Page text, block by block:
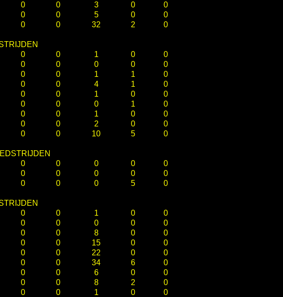
0 0 3 0
0
0 0 5 0
0
0 0 32 2 0
0 0 1 0
0
0 0 0 0
0
0 0 1 1
0
0 0 4 1
0
0 0 1 0
0
0 0 0 1
0
0 0 1 0
0
0 0 2 0
0
0 0 10 5 0
0 0 0 0
0
0 0 0 0
0
0 0 0 5 0
0 0 1 0
0
0 0 0 0
0
0 0 8 0
0
0 0 15 0
0
0 0 22 0
0
0 0 34 6
0
0 0 6 0
0
0 0 8 2
0
0 0 1 0
0